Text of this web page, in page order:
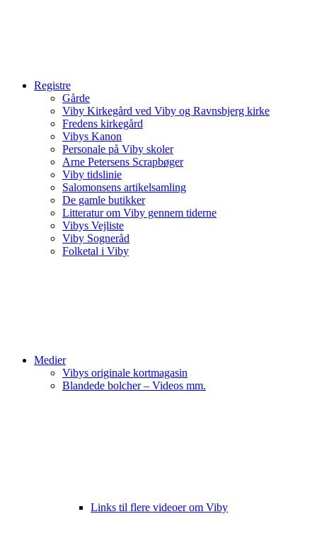
Registre
Gårde
Viby Kirkegård ved Viby og Ravnsbjerg kirke
Fredens kirkegård
Vibys Kanon
Personale på Viby skoler
Arne Petersens Scrapbøger
Viby tidslinie
Salomonsens artikelsamling
De gamle butikker
Litteratur om Viby gennem tiderne
Vibys Vejliste
Viby Sogneråd
Folketal i Viby
Medier
Vibys originale kortmagasin
Blandede bolcher – Videos mm.
Links til flere videoer om Viby